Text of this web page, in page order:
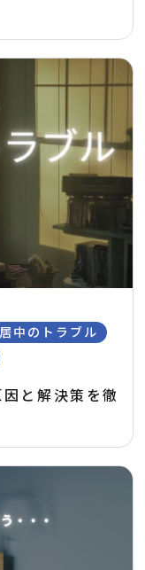
中のトラブル
と解決策を徹